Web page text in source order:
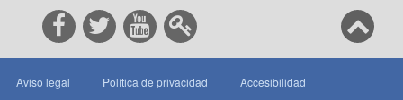
Aviso legal Política de privacidad Accesibilidad